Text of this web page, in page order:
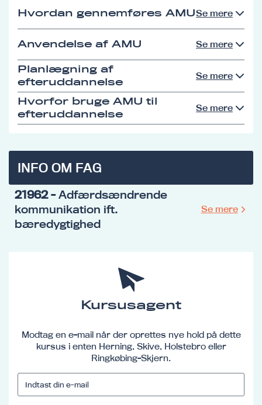
Hvordan gennemføres AMUSe mere
Anvendelse af AMU Se mere
Planlægning af
efteruddannelse
Se mere
Hvorfor bruge AMU til
efteruddannelse
Se mere
INFO OM FAG
21962- Adfærdsændrende
kommunikation ift.
bæredygtighed
Se mere
Kursusagent
Modtag en e-mail når der oprettes nye hold på dette
kursus i enten Herning, Skive, Holstebro eller
Ringkøbing-Skjern.